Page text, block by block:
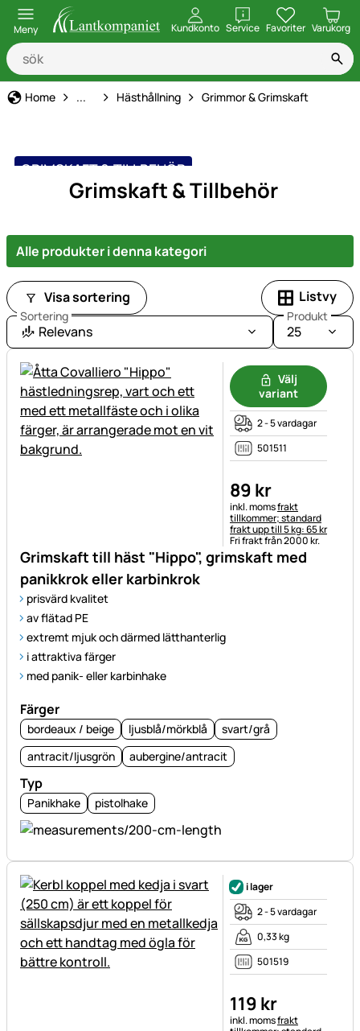
Meny Kundkonto ServiceöppnaFavoriter Varukorg
Home Djurhållning, Utfodring & Vård
... Hästhållning Grimmor & Grimskaft
GRIMSKAFT & TILLBEHÖR
Grimskaft & Tillbehör
Alle produkter i denna kategori
Visa sortering Listvy
Sortering
Relevans
Produkt
25
Grimskaft till häst "Hippo", grimskaft med
panikkrok eller karbinkrok
prisvärd kvalitet
av flätad PE
extremt mjuk och därmed lätthanterlig
i attraktiva färger
med panik- eller karbinhake
Färger
bordeaux / beige ljusblå/mörkblå
svart/grå
antracit/ljusgrön
aubergine/antracit
Typ
Panikhake pistolhake
Välj
variant
2 - 5 vardagar
501511
89 kr
Skatteinformation:
inkl. momsfrakt
tillkommer; standard
frakt upp till 5 kg: 65 kr
Fri frakt från 2000 kr.
i lager
2 - 5 vardagar
0,33 kg
501519
119 kr
Skatteinformation:
inkl. momsfrakt